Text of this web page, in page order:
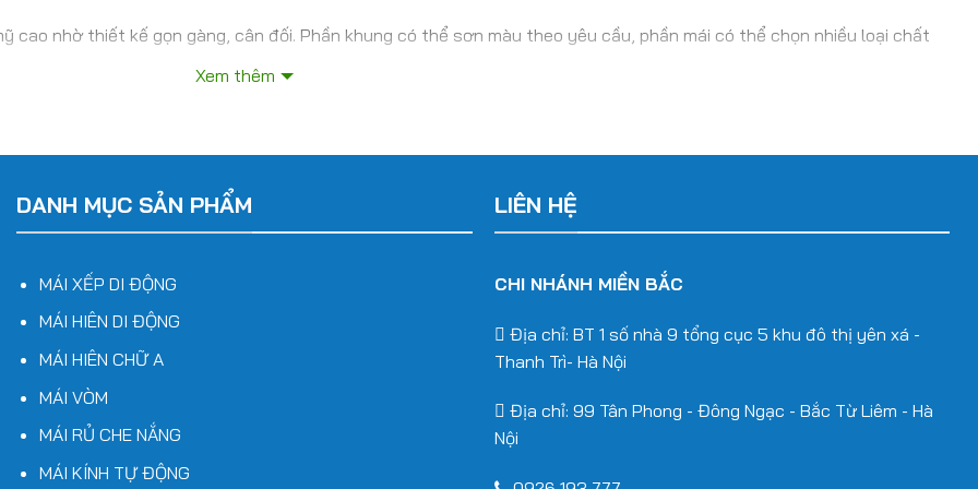
cao nhờ thiết kế gọn gàng, cân đối. Phần khung có thể sơn màu theo yêu cầu, phần mái có thể chọn nhiều loại chất
phẩm
cụ thể của từng khách hàng, từ quy mô nhỏ lẻ cho đến những công trình diện tích lớn.
Xem thêm
DANH MỤC SẢN PHẨM
MÁI XẾP DI ĐỘNG
MÁI HIÊN DI ĐỘNG
MÁI HIÊN CHỮ A
MÁI VÒM
MÁI RỦ CHE NẮNG
MÁI KÍNH TỰ ĐỘNG
LIÊN HỆ
CHI NHÁNH MIỀN BẮC
Địa chỉ: BT 1 số nhà 9 tổng cục 5 khu đô thị yên xá -
Thanh Trì- Hà Nội
Địa chỉ: 99 Tân Phong - Đông Ngạc - Bắc Từ Liêm - Hà
Nội